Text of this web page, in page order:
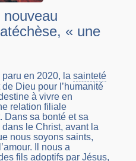
« une
paru en 2020, la sainteté
Dieu pour l’humanité
à vivre en
relation filiale
Dans sa bonté et sa
le Christ, avant la
nous soyons saints,
Il nous a
fils adoptifs par Jésus,